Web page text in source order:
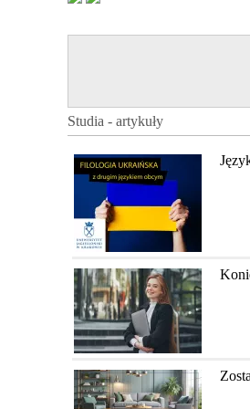
Studia - artykuły